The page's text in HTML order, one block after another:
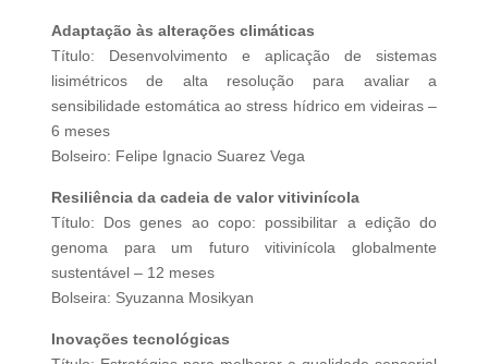
Adaptação às alterações climáticas
Título: Desenvolvimento e aplicação de sistemas
lisimétricos de alta resolução para avaliar a
sensibilidade estomática ao stress hídrico em videiras –
6 meses
Bolseiro: Felipe Ignacio Suarez Vega
Resiliência da cadeia de valor vitivinícola
Título: Dos genes ao copo: possibilitar a edição do
genoma para um futuro vitivinícola globalmente
sustentável – 12 meses
Bolseira: Syuzanna Mosikyan
Inovações tecnológicas